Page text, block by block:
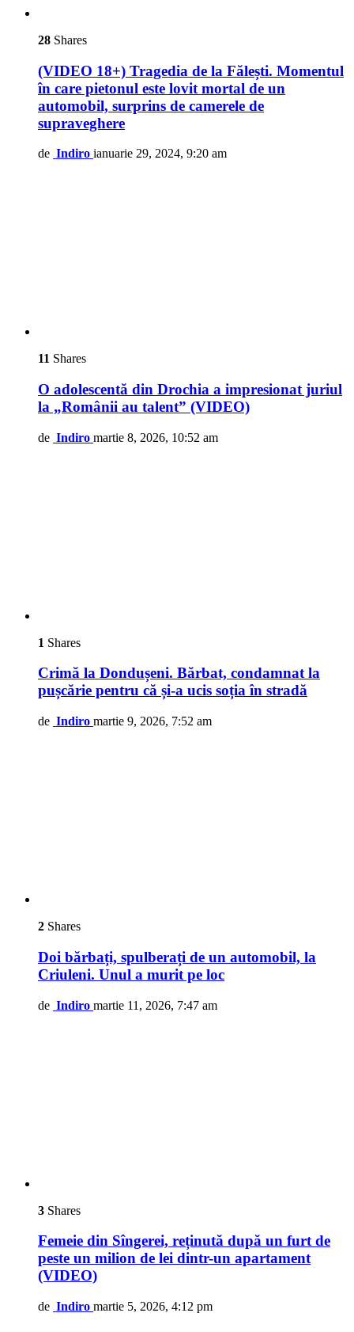
28 Shares
(VIDEO 18+) Tragedia de la Fălești. Momentul
în care pietonul este lovit mortal de un
automobil, surprins de camerele de
supraveghere
de Indiro ianuarie 29, 2024, 9:20 am
11 Shares
O adolescentă din Drochia a impresionat juriul
la „Românii au talent” (VIDEO)
de Indiro martie 8, 2026, 10:52 am
1 Shares
Crimă la Dondușeni. Bărbat, condamnat la
pușcărie pentru că și-a ucis soția în stradă
de Indiro martie 9, 2026, 7:52 am
2 Shares
Doi bărbați, spulberați de un automobil, la
Criuleni. Unul a murit pe loc
de Indiro martie 11, 2026, 7:47 am
3 Shares
Femeie din Sîngerei, reținută după un furt de
peste un milion de lei dintr-un apartament
(VIDEO)
de Indiro martie 5, 2026, 4:12 pm